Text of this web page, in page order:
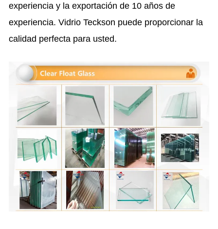
experiencia y la exportación de 10 años de
experiencia. Vidrio Teckson puede proporcionar la
calidad perfecta para usted.